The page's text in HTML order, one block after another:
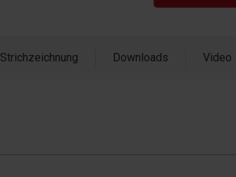
Strichzeichnung Downloads Video